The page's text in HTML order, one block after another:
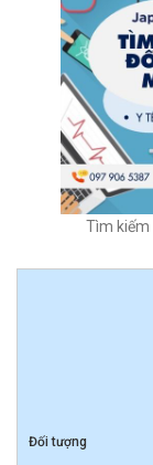
Tìm kiếm
Đối tượng